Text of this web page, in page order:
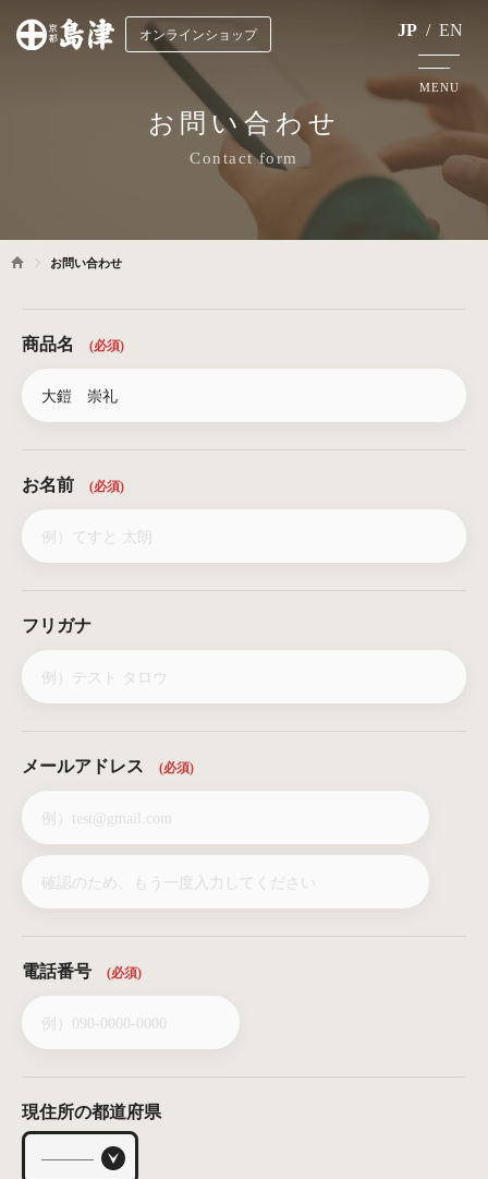
オンラインショップ JP / EN
MENU
お問い合わせ
Contact form
お問い合わせ
商品名 (必須)
お名前 (必須)
フリガナ
メールアドレス (必須)
電話番号 (必須)
現住所の都道府県